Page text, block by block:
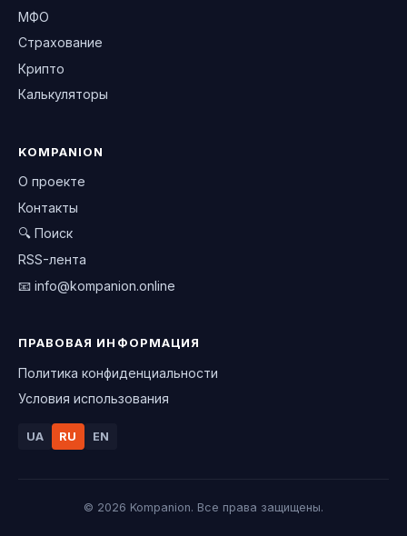
МФО
Страхование
Крипто
Калькуляторы
KOMPANION
О проекте
Контакты
🔍 Поиск
RSS-лента
📧 info@kompanion.online
ПРАВОВАЯ ИНФОРМАЦИЯ
Политика конфиденциальности
Условия использования
UA RU EN
© 2026 Kompanion. Все права защищены.